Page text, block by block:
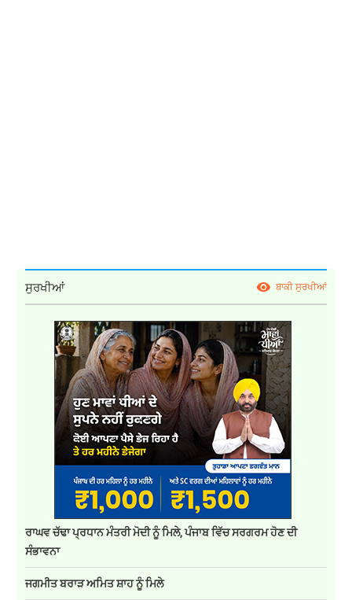
ਸੁਰਖੀਆਂ ਬਾਕੀ ਸੁਰਖੀਆਂ
ਰਾਘਵ ਚੱਢਾ ਪ੍ਰਧਾਨ ਮੰਤਰੀ ਮੋਦੀ ਨੂੰ ਮਿਲੇ, ਪੰਜਾਬ ਵਿੱਚ ਸਰਗਰਮ ਹੋਣ ਦੀ
ਸੰਭਾਵਨਾ
ਜਗਮੀਤ ਬਰਾੜ ਅਮਿਤ ਸ਼ਾਹ ਨੂੰ ਮਿਲੇ